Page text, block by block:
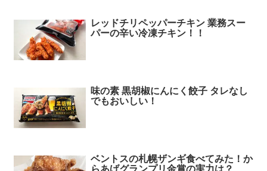
レッドチリペッパーチキン 業務スー
パーの辛い冷凍チキン！！
味の素 黒胡椒にんにく餃子 タレなし
でもおいしい！
ベントスの札幌ザンギ食べてみた！か
らあげグランプリ金賞の実力は？